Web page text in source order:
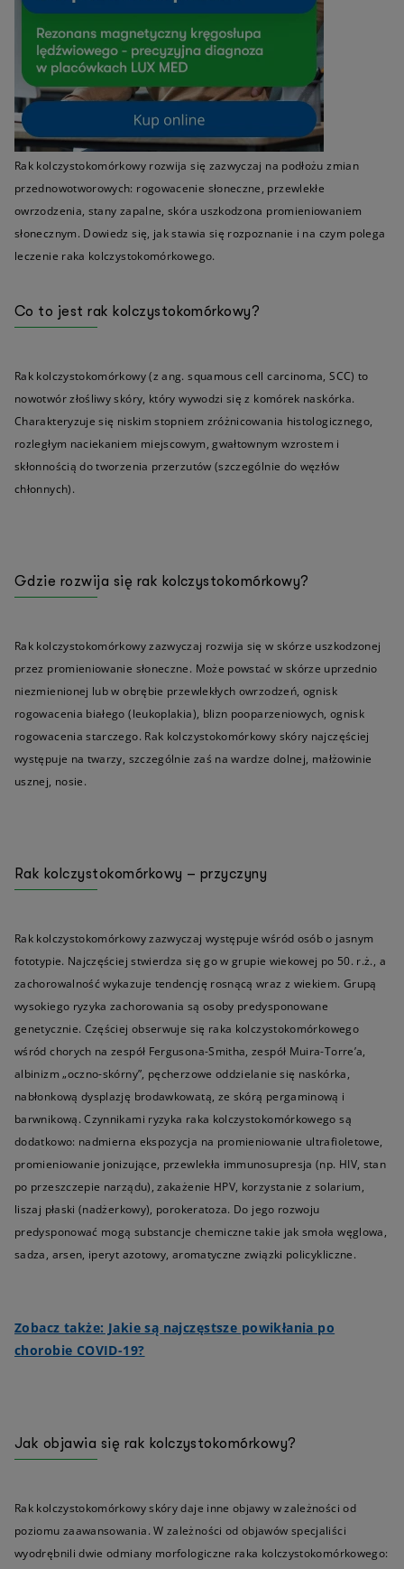
Rak kolczystokomórkowy rozwija się zazwyczaj na podłożu zmian
przednowotworowych: rogowacenie słoneczne, przewlekłe
owrzodzenia, stany zapalne, skóra uszkodzona promieniowaniem
słonecznym. Dowiedz się, jak stawia się rozpoznanie i na czym polega
leczenie raka kolczystokomórkowego.
Co to jest rak kolczystokomórkowy?
Rak kolczystokomórkowy (z ang. squamous cell carcinoma, SCC) to
nowotwór złośliwy skóry, który wywodzi się z komórek naskórka.
Charakteryzuje się niskim stopniem zróżnicowania histologicznego,
rozległym naciekaniem miejscowym, gwałtownym wzrostem i
skłonnością do tworzenia przerzutów (szczególnie do węzłów
chłonnych).
Gdzie rozwija się rak kolczystokomórkowy?
Rak kolczystokomórkowy zazwyczaj rozwija się w skórze uszkodzonej
przez promieniowanie słoneczne. Może powstać w skórze uprzednio
niezmienionej lub w obrębie przewlekłych owrzodzeń, ognisk
rogowacenia białego (leukoplakia), blizn pooparzeniowych, ognisk
rogowacenia starczego. Rak kolczystokomórkowy skóry najczęściej
występuje na twarzy, szczególnie zaś na wardze dolnej, małżowinie
usznej, nosie.
Rak kolczystokomórkowy – przyczyny
Rak kolczystokomórkowy zazwyczaj występuje wśród osób o jasnym
fototypie. Najczęściej stwierdza się go w grupie wiekowej po 50. r.ż., a
zachorowalność wykazuje tendencję rosnącą wraz z wiekiem. Grupą
wysokiego ryzyka zachorowania są osoby predysponowane
genetycznie. Częściej obserwuje się raka kolczystokomórkowego
wśród chorych na zespół Fergusona-Smitha, zespół Muira-Torre’a,
albinizm „oczno-skórny”, pęcherzowe oddzielanie się naskórka,
nabłonkową dysplazję brodawkowatą, ze skórą pergaminową i
barwnikową. Czynnikami ryzyka raka kolczystokomórkowego są
dodatkowo: nadmierna ekspozycja na promieniowanie ultrafioletowe,
promieniowanie jonizujące, przewlekła immunosupresja (np. HIV, stan
po przeszczepie narządu), zakażenie HPV, korzystanie z solarium,
liszaj płaski (nadżerkowy), porokeratoza. Do jego rozwoju
predysponować mogą substancje chemiczne takie jak smoła węglowa,
sadza, arsen, iperyt azotowy, aromatyczne związki policykliczne.
Zobacz także: Jakie są najczęstsze powikłania po
chorobie COVID-19?
Jak objawia się rak kolczystokomórkowy?
Rak kolczystokomórkowy skóry daje inne objawy w zależności od
poziomu zaawansowania. W zależności od objawów specjaliści
wyodrębnili dwie odmiany morfologiczne raka kolczystokomórkowego: